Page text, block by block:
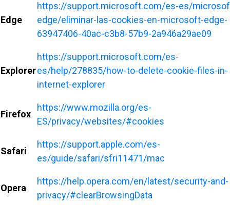
Edge
https://support.microsoft.com/es-es/
edge/eliminar-las-cookies-en-microsoft-edge-
63947406-40ac-c3b8-57b9-2a946a29ae09
Explorer
https://support.microsoft.com/es-
es/help/278835/how-to-delete-cookie-files-in-
internet-explorer
Firefox
https://www.mozilla.org/es-
ES/privacy/websites/#cookies
Safari
https://support.apple.com/es-
es/guide/safari/sfri11471/mac
Opera
https://help.opera.com/en/latest/security-and-
privacy/#clearBrowsingData